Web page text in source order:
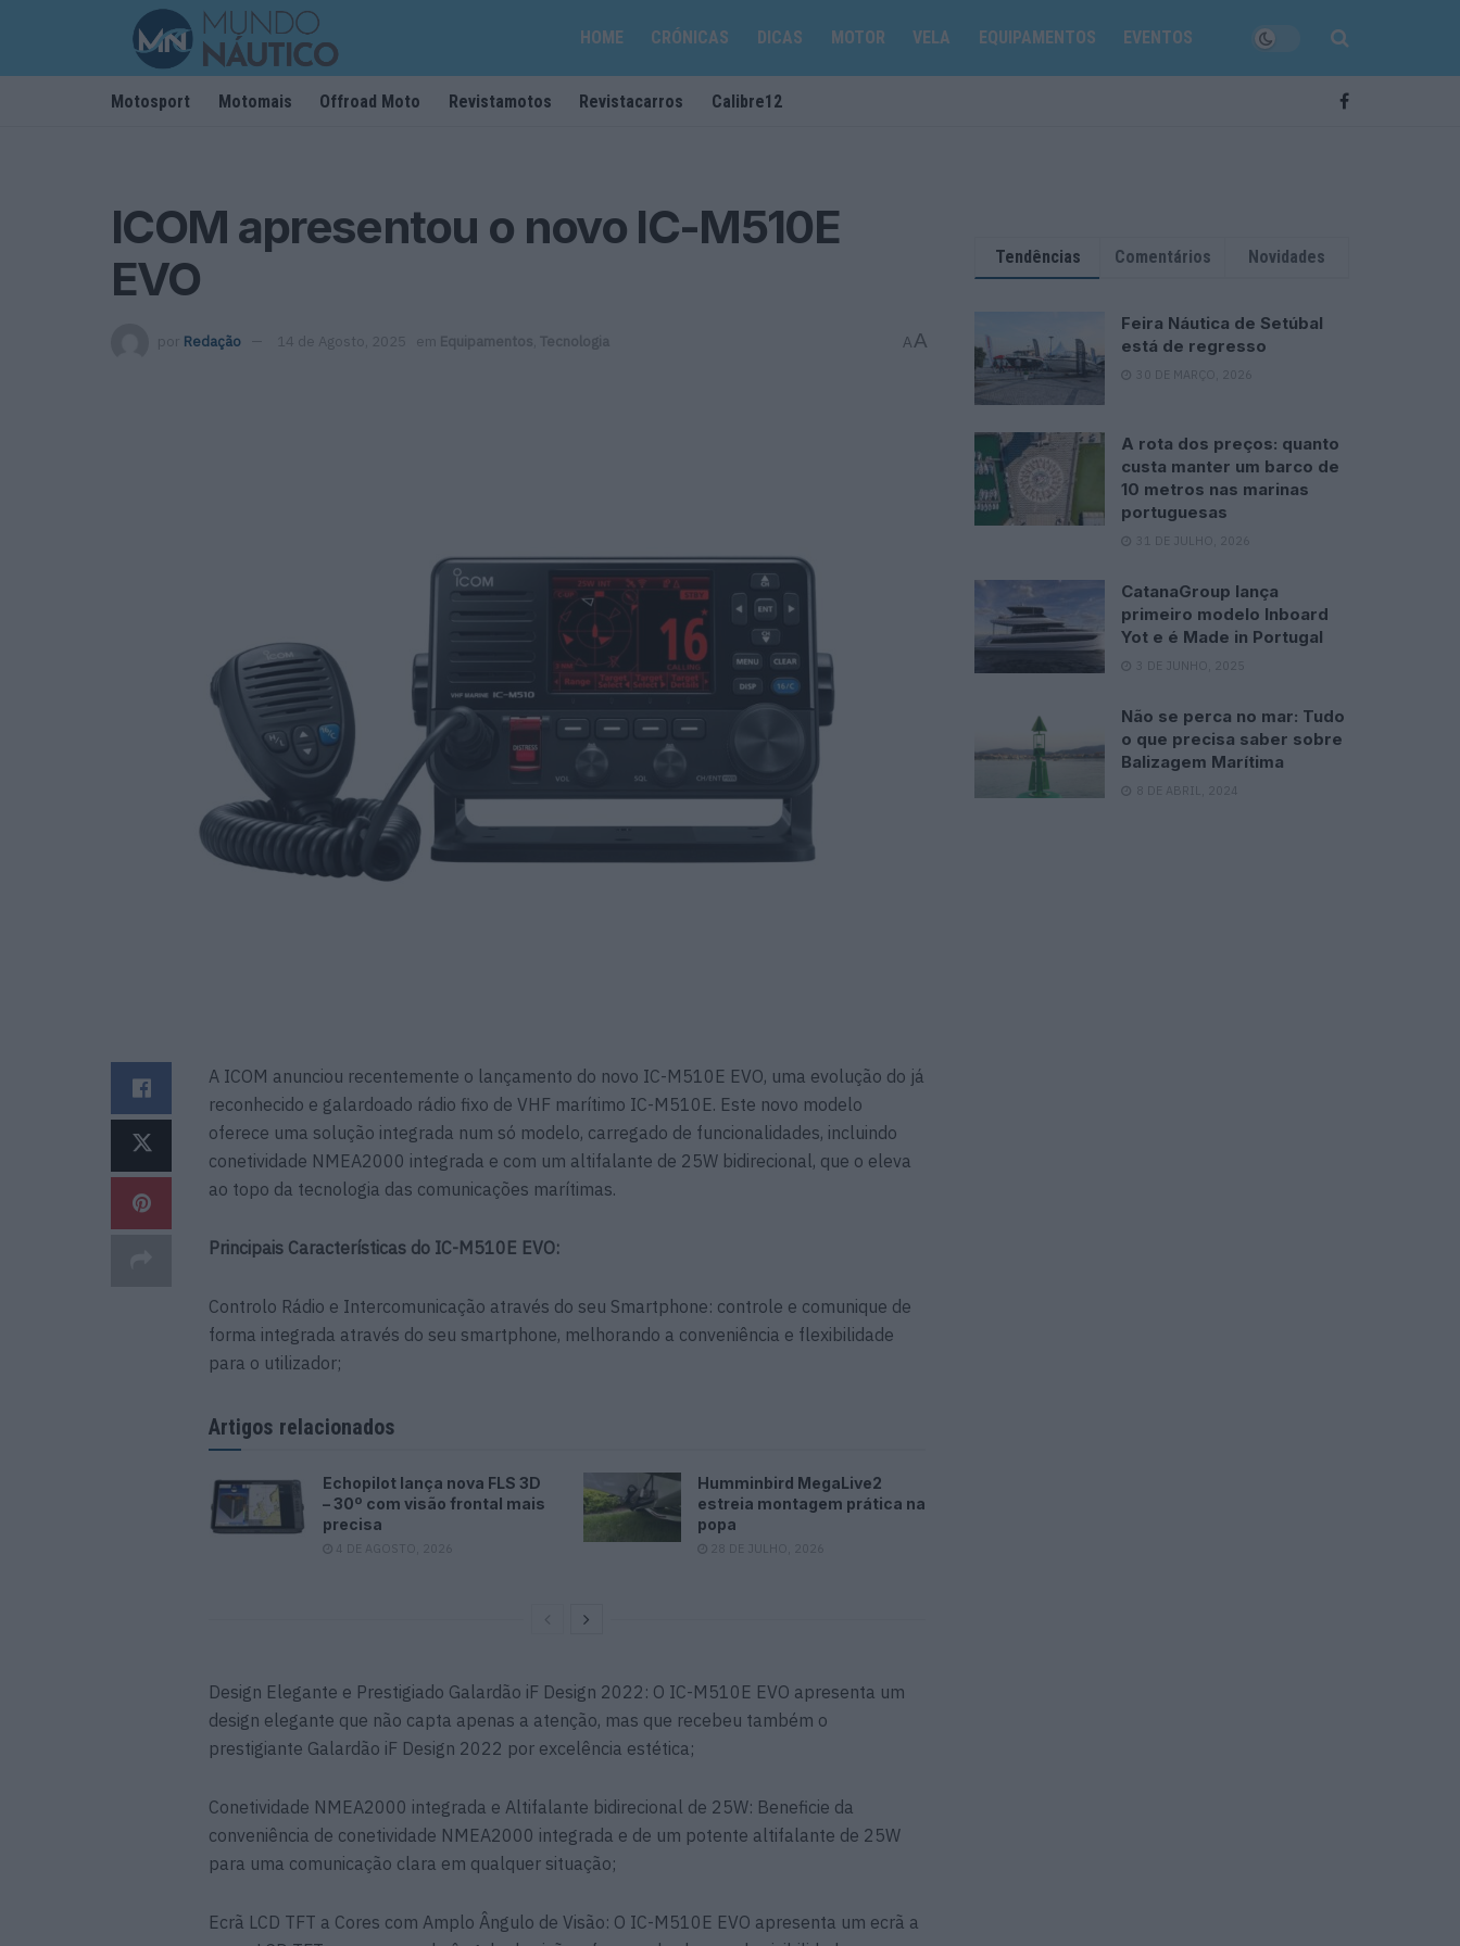
HOME CRÓNICAS DICAS MOTOR VELA EQUIPAMENTOS EVENTOS
Motosport Motomais Offroad Moto Revistamotos Revistacarros Calibre12
ICOM apresentou o novo IC-M510E
EVO
por Redação 14 de Agosto, 2025 em Equipamentos Tecnologia AA
A ICOM anunciou recentemente o lançamento do novo IC-M510E EVO, uma evolução do já
reconhecido e galardoado rádio fixo de VHF marítimo IC-M510E. Este novo modelo
oferece uma solução integrada num só modelo, carregado de funcionalidades, incluindo
conetividade NMEA2000 integrada e com um altifalante de 25W bidirecional, que o eleva
ao topo da tecnologia das comunicações marítimas.
Principais Características do IC-M510E EVO:
Controlo Rádio e Intercomunicação através do seu Smartphone: controle e comunique de
forma integrada através do seu smartphone, melhorando a conveniência e flexibilidade
para o utilizador;
Artigos relacionados
Echopilot lança nova FLS 3D
– 30º com visão frontal mais
precisa
4 DE AGOSTO, 2026
Humminbird MegaLive2
estreia montagem prática na
popa
28 DE JULHO, 2026
Design Elegante e Prestigiado Galardão iF Design 2022: O IC-M510E EVO apresenta um
design elegante que não capta apenas a atenção, mas que recebeu também o
prestigiante Galardão iF Design 2022 por excelência estética;
Conetividade NMEA2000 integrada e Altifalante bidirecional de 25W: Beneficie da
conveniência de conetividade NMEA2000 integrada e de um potente altifalante de 25W
para uma comunicação clara em qualquer situação;
Ecrã LCD TFT a Cores com Amplo Ângulo de Visão: O IC-M510E EVO apresenta um ecrã a
Tendências Comentários Novidades
Feira Náutica de Setúbal
está de regresso
30 DE MARÇO, 2026
A rota dos preços: quanto
custa manter um barco de
10 metros nas marinas
portuguesas
31 DE JULHO, 2026
CatanaGroup lança
primeiro modelo Inboard
Yot e é Made in Portugal
3 DE JUNHO, 2025
Não se perca no mar: Tudo
o que precisa saber sobre
Balizagem Marítima
8 DE ABRIL, 2024